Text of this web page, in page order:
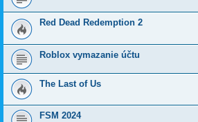
Red Dead Redemption 2
Roblox vymazanie účtu
The Last of Us
FSM 2024